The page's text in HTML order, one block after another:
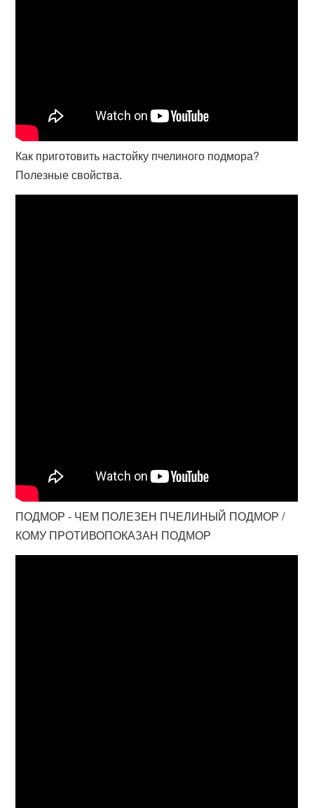
Как приготовить настойку пчелиного подмора?
Полезные свойства.
ПОДМОР - ЧЕМ ПОЛЕЗЕН ПЧЕЛИНЫЙ ПОДМОР /
КОМУ ПРОТИВОПОКАЗАН ПОДМОР